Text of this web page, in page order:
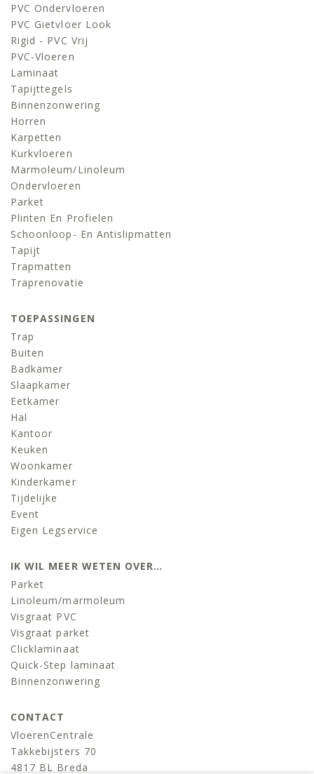
PVC Ondervloeren
PVC Gietvloer Look
Rigid - PVC Vrij
PVC-Vloeren
Laminaat
Tapijttegels
Binnenzonwering
Horren
Karpetten
Kurkvloeren
Marmoleum/linoleum
Ondervloeren
Parket
Plinten En Profielen
Schoonloop- En Antislipmatten
Tapijt
Trapmatten
Traprenovatie
TOEPASSINGEN
Trap
Buiten
Badkamer
Slaapkamer
Eetkamer
Hal
Kantoor
Keuken
Woonkamer
Kinderkamer
Tijdelijke
Event
Eigen Legservice
IK WIL MEER WETEN OVER…
Parket
Linoleum/marmoleum
Visgraat PVC
Visgraat parket
Clicklaminaat
Quick-Step laminaat
Binnenzonwering
CONTACT
VloerenCentrale
Takkebijsters 70
4817 BL Breda